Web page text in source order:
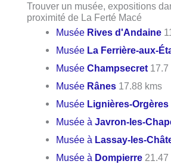
Trouver un musée, expositions
proximité de La Ferté Macé
Musée Rives d'Andaine
Musée La Ferrière-aux-
MuséeChampsecret 17.7
Musée Rânes 17.88 kms
Musée Lignières-Orgères
Musée àJavron-les-
Musée à Lassay-les-
Musée à Dompierre 21.47